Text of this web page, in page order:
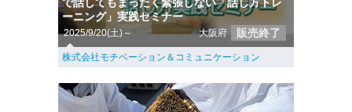
ーニング」実践セミナー
2025/9/20(土)～ 大阪府 販売終了
株式会社モチベーション＆コミュニケーション